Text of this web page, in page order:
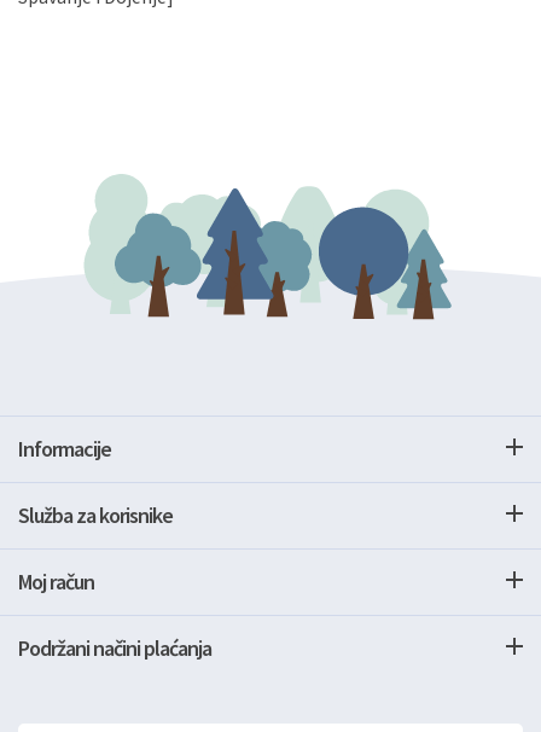
Informacije
Služba za korisnike
Moj račun
Podržani načini plaćanja